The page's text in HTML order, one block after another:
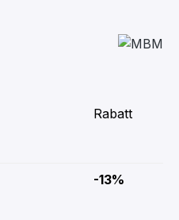
Rabatt
-13%